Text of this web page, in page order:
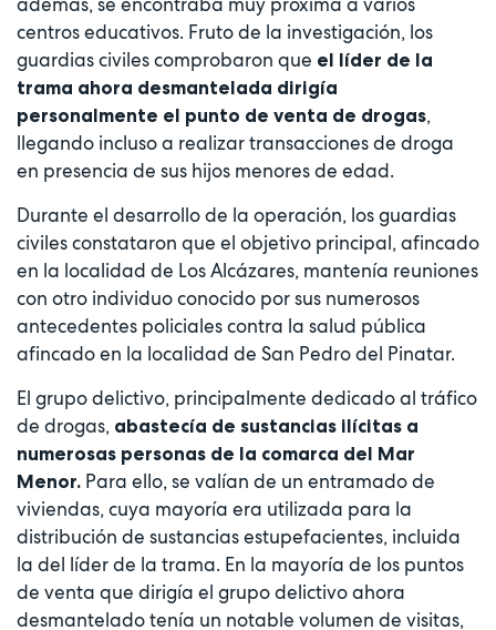
centros educativos. Fruto de la investigación, los
guardias civiles comprobaron que el líder de la
trama ahora desmantelada dirigía
personalmente el punto de venta de drogas,
llegando incluso a realizar transacciones de droga
en presencia de sus hijos menores de edad.
Durante el desarrollo de la operación, los guardias
civiles constataron que el objetivo principal, afincado
en la localidad de Los Alcázares, mantenía reuniones
con otro individuo conocido por sus numerosos
antecedentes policiales contra la salud pública
afincado en la localidad de San Pedro del Pinatar.
El grupo delictivo, principalmente dedicado al tráfico
de drogas, abastecía de sustancias ilícitas a
numerosas personas de la comarca del Mar
Menor. Para ello, se valían de un entramado de
viviendas, cuya mayoría era utilizada para la
distribución de sustancias estupefacientes, incluida
la del líder de la trama. En la mayoría de los puntos
de venta que dirigía el grupo delictivo ahora
desmantelado tenía un notable volumen de visitas,